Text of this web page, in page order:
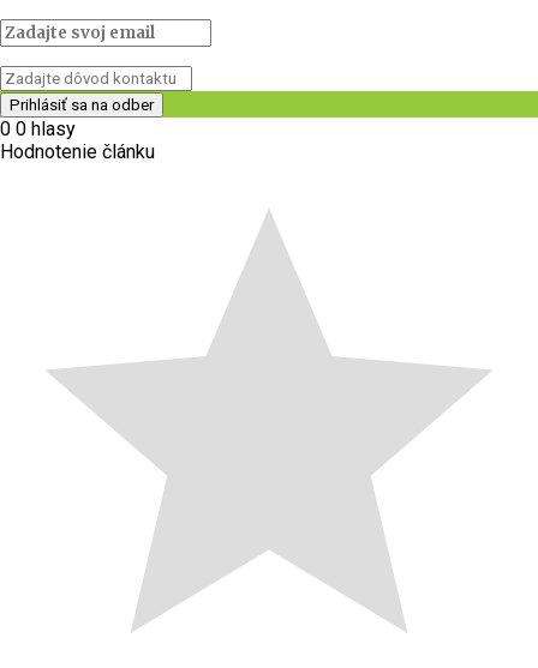
0 0 hlasy
Hodnotenie článku